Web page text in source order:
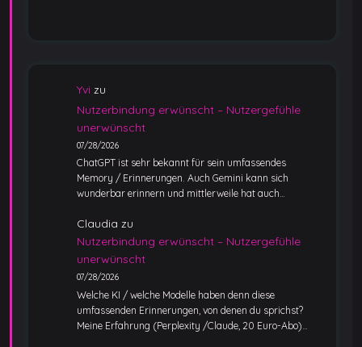
Yvi zu
Nutzerbindung erwünscht – Nutzergefühle
unerwünscht
07/28/2026
ChatGPT ist sehr bekannt für sein umfassendes
Memory / Erinnerungen. Auch Gemini kann sich
wunderbar erinnern und mittlerweile hat auch…
Claudia zu
Nutzerbindung erwünscht – Nutzergefühle
unerwünscht
07/28/2026
Welche KI / welche Modelle haben denn diese
umfassenden Erinnerungen, von denen du sprichst?
Meine Erfahrung (Perplexity /Claude, 20 Euro-Abo)…